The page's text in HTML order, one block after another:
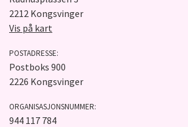
2212 Kongsvinger
Vis på kart
POSTADRESSE:
Postboks 900
2226 Kongsvinger
ORGANISASJONSNUMMER:
944 117 784